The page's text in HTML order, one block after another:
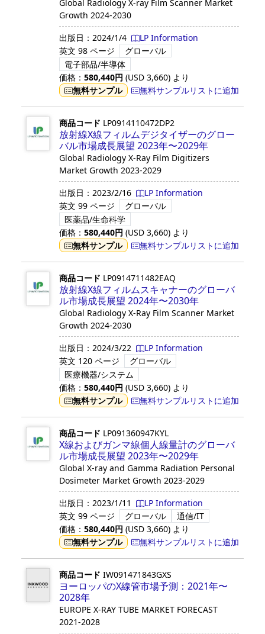
Global Radiology X-ray Film Scanner Market
Growth 2024-2030
出版日： 2024/1/4
LP Information
英文 98 ページ
グローバル
電子部品/半導体
価格： 580,440円 (USD 3,660) より
無料サンプル
無料サンプルリストに追加
商品コード LP0914110472DP2
放射線X線フィルムデジタイザーのグロー
バル市場成長展望 2023年〜2029年
Global Radiology X-Ray Film Digitizers
Market Growth 2023-2029
出版日： 2023/2/16
LP Information
英文 99 ページ
グローバル
医薬品/生命科学
価格： 580,440円 (USD 3,660) より
無料サンプル
無料サンプルリストに追加
商品コード LP0914711482EAQ
放射線X線フィルムスキャナーのグローバ
ル市場成長展望 2024年〜2030年
Global Radiology X-Ray Film Scanner Market
Growth 2024-2030
出版日： 2024/3/22
LP Information
英文 120 ページ
グローバル
医療機器/システム
価格： 580,440円 (USD 3,660) より
無料サンプル
無料サンプルリストに追加
商品コード LP091360947KYL
X線およびガンマ線個人線量計のグローバ
ル市場成長展望 2023年〜2029年
Global X-ray and Gamma Radiation Personal
Dosimeter Market Growth 2023-2029
出版日： 2023/1/11
LP Information
英文 99 ページ グローバル
通信/IT
価格： 580,440円 (USD 3,660) より
無料サンプル
無料サンプルリストに追加
商品コード IW091471843GXS
ヨーロッパのX線管市場予測：2021年〜
2028年
EUROPE X-RAY TUBE MARKET FORECAST
2021-2028